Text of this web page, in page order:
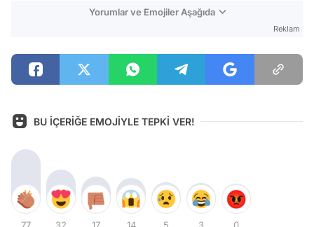
Yorumlar ve Emojiler Aşağıda
Reklam
BU İÇERİĞE EMOJİYLE TEPKİ VER!